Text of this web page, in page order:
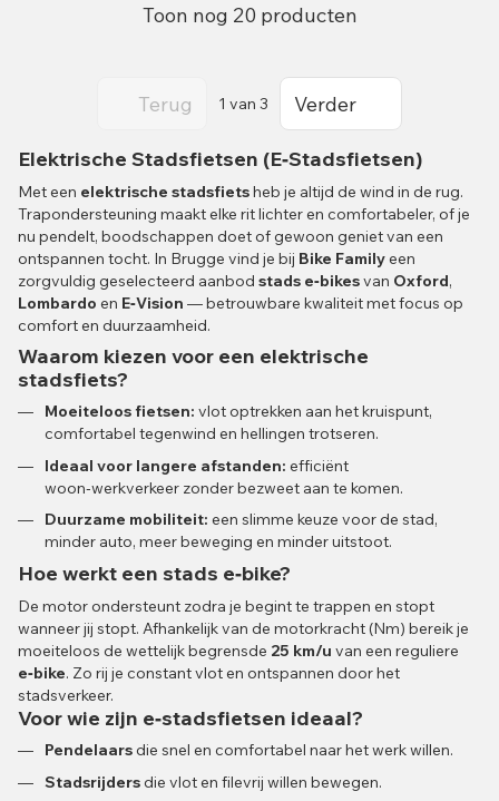
Toon nog 20 producten
Terug 1 van 3 Verder
Elektrische Stadsfietsen (E‑Stadsfietsen)
Met een elektrische stadsfietsheb je altijd de wind in de rug.
Trapondersteuning maakt elke rit lichter en comfortabeler, of je
nu pendelt, boodschappen doet of gewoon geniet van een
ontspannen tocht. In Brugge vind je bij Bike Familyeen
zorgvuldig geselecteerd aanbod stads e‑bikesvan Oxford,
Lombardo en E‑Vision — betrouwbare kwaliteit met focus op
comfort en duurzaamheid.
Waarom kiezen voor een elektrische
stadsfiets?
Moeiteloos fietsen: vlot optrekken aan het kruispunt,
comfortabel tegenwind en hellingen trotseren.
Ideaal voor langere afstanden: efficiënt
woon‑werkverkeer zonder bezweet aan te komen.
Duurzame mobiliteit: een slimme keuze voor de stad,
minder auto, meer beweging en minder uitstoot.
Hoe werkt een stads e‑bike?
De motor ondersteunt zodra je begint te trappen en stopt
wanneer jij stopt. Afhankelijk van de motor­kracht (Nm) bereik je
moeiteloos de wettelijk begrensde 25 km/u van een reguliere
e‑bike. Zo rij je constant vlot en ontspannen door het
stadsverkeer.
Voor wie zijn e‑stadsfietsen ideaal?
Pendelaarsdie snel en comfortabel naar het werk willen.
Stadsrijdersdie vlot en filevrij willen bewegen.